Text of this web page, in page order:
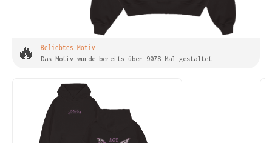
🔥 Beliebtes Motiv
Das Motiv wurde bereits über 9078 Mal gestaltet